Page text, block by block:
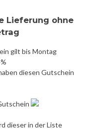
Lieferung ohne
gilt bis Montag
diesen Gutschein
dieser in der Liste